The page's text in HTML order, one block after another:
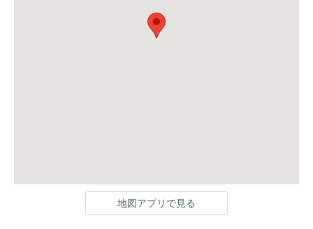
地図アプリで見る